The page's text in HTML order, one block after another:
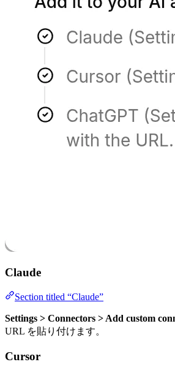
Claude
Section titled “Claude”
Settings > Connectors > Add custom
URL を貼り付けます。
Cursor